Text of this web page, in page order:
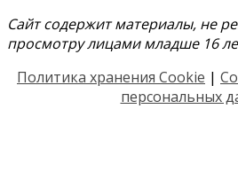
Сайт содержит материалы, не
просмотру лицами младше 16
Политика хранения Cookie |
персональных